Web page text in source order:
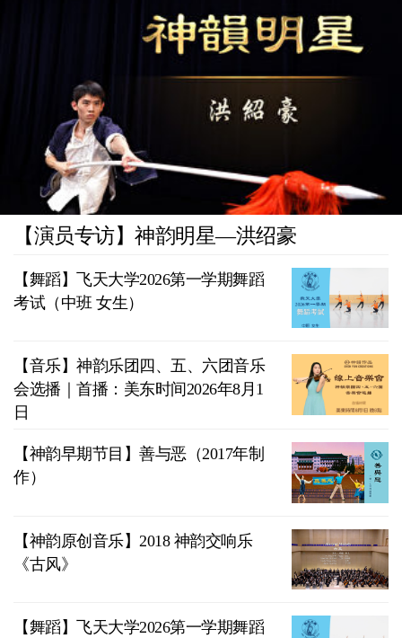
【演员专访】神韵明星—洪绍豪
【舞蹈】飞天大学2026第一学期舞蹈
考试（中班 女生）
【音乐】神韵乐团四、五、六团音乐
会选播｜首播：美东时间2026年8月1
日
【神韵早期节目】善与恶（2017年制
作）
【神韵原创音乐】2018 神韵交响乐
《古风》
【舞蹈】飞天大学2026第一学期舞蹈